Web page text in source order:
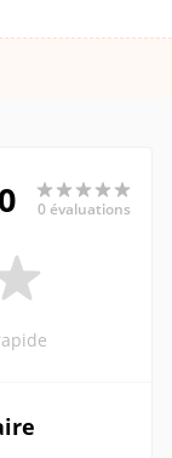
0 0 évaluations